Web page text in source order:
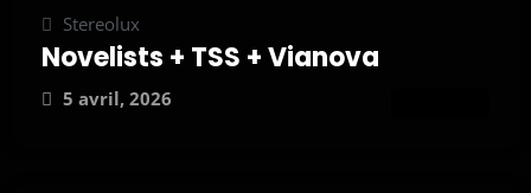
Stereolux
Novelists + TSS + Vianova
5 avril, 2026